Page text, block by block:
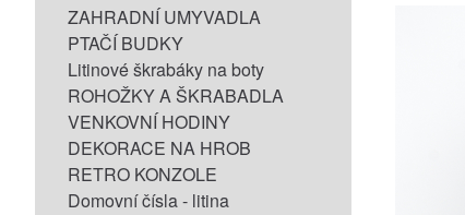
ZAHRADNÍ UMYVADLA
PTAČÍ BUDKY
Litinové škrabáky na boty
ROHOŽKY A ŠKRABADLA
VENKOVNÍ HODINY
DEKORACE NA HROB
RETRO KONZOLE
Domovní čísla - litina